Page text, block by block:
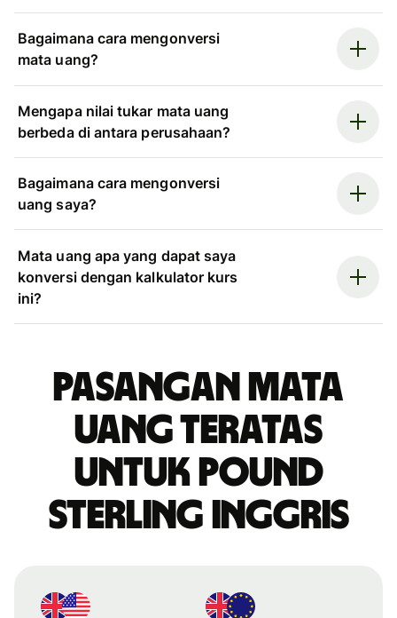
Bagaimana cara mengonversi
mata uang?
Mengapa nilai tukar mata uang
berbeda di antara perusahaan?
Bagaimana cara mengonversi
uang saya?
Mata uang apa yang dapat saya
konversi dengan kalkulator kurs
ini?
Pasangan mata
uang teratas
untuk pound
sterling Inggris